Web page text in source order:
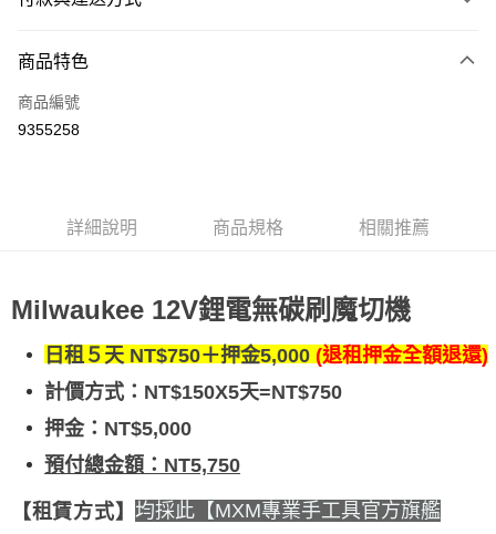
信用卡一次付款
運送方式
商品特色
商品編號
9355258
詳細說明 商品規格 相關推薦
Milwaukee 12V鋰電無碳刷魔切機
日租５天 NT$750＋押金5,000 (退租押金全額退還)
計價方式： NT$150X5天=NT$750
押金：NT$5,000
預付總金額：NT5,750
【租賃方式】均採此【MXM專業手工具官方旗艦